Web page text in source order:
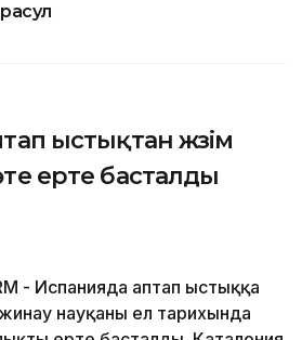
ыстықтан жүзім
ерте басталды
- Испанияда аптап ыстыққа
науқаны ел тарихында